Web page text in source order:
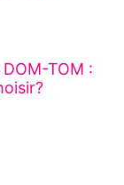
DOM-TOM :